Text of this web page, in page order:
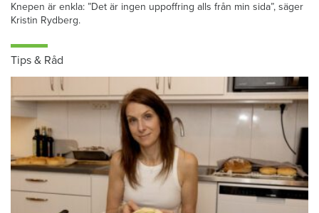
Knepen är enkla: ”Det är ingen uppoffring alls från min sida”, säger
Kristin Rydberg.
Tips & Råd